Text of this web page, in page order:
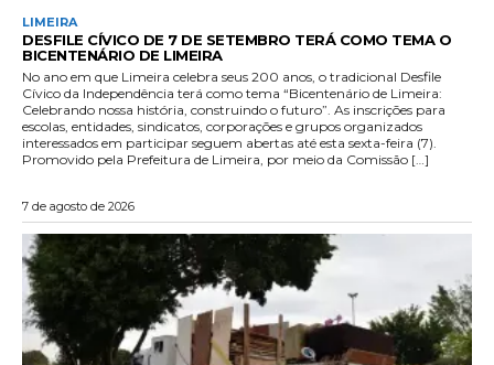
LIMEIRA
DESFILE CÍVICO DE 7 DE SETEMBRO TERÁ COMO TEMA O
BICENTENÁRIO DE LIMEIRA
No ano em que Limeira celebra seus 200 anos, o tradicional Desfile
Cívico da Independência terá como tema “Bicentenário de Limeira:
Celebrando nossa história, construindo o futuro”. As inscrições para
escolas, entidades, sindicatos, corporações e grupos organizados
interessados em participar seguem abertas até esta sexta-feira (7).
Promovido pela Prefeitura de Limeira, por meio da Comissão […]
7 de agosto de 2026